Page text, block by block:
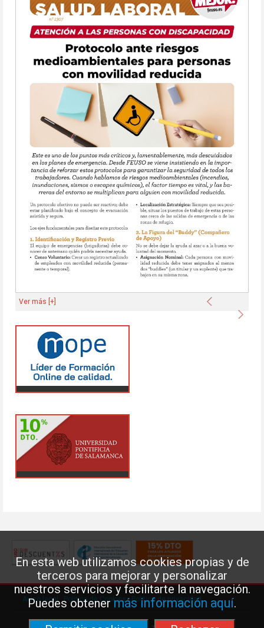
En esta web utilizamos cookies propias y de
terceros para mejorar y personalizar
nuestros servicios y facilitarte la navegación.
Puedes obtenermás información aquí.
Anterior
Ver más [+]
Aviso legal·Política de Cookies·Política de privacidad